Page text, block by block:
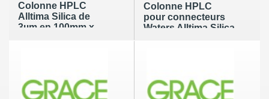
Colonne HPLC
Alltima Silica de
3µm en 100mm x
Colonne HPLC
pour connecteurs
Waters Alltima Silica